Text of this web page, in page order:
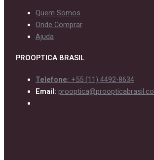
Quem Somos
Onde Comprar
Ajuda
PROOPTICA BRASIL
Telefone: +55 (11) 4492-8634
Email: